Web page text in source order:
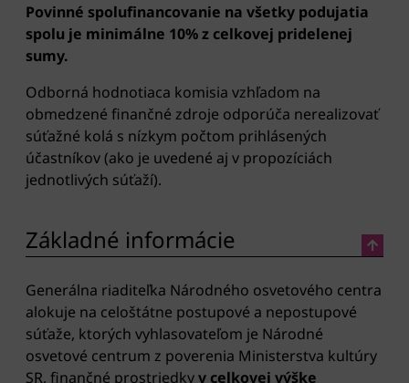
Povinné spolufinancovanie na všetky podujatia
spolu je minimálne 10% z celkovej pridelenej
sumy.
Odborná hodnotiaca komisia vzhľadom na
obmedzené finančné zdroje odporúča nerealizovať
súťažné kolá s nízkym počtom prihlásených
účastníkov (ako je uvedené aj v propozíciách
jednotlivých súťaží).
Základné informácie
Generálna riaditeľka Národného osvetového centra
alokuje na celoštátne postupové a nepostupové
súťaže, ktorých vyhlasovateľom je Národné
osvetové centrum z poverenia Ministerstva kultúry
SR, finančné prostriedkyv celkovej výške